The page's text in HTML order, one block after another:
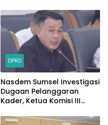
Hektare
DPRD
Nasdem Sumsel Investigasi
Dugaan Pelanggaran
Kader, Ketua Komisi III
Sanksi